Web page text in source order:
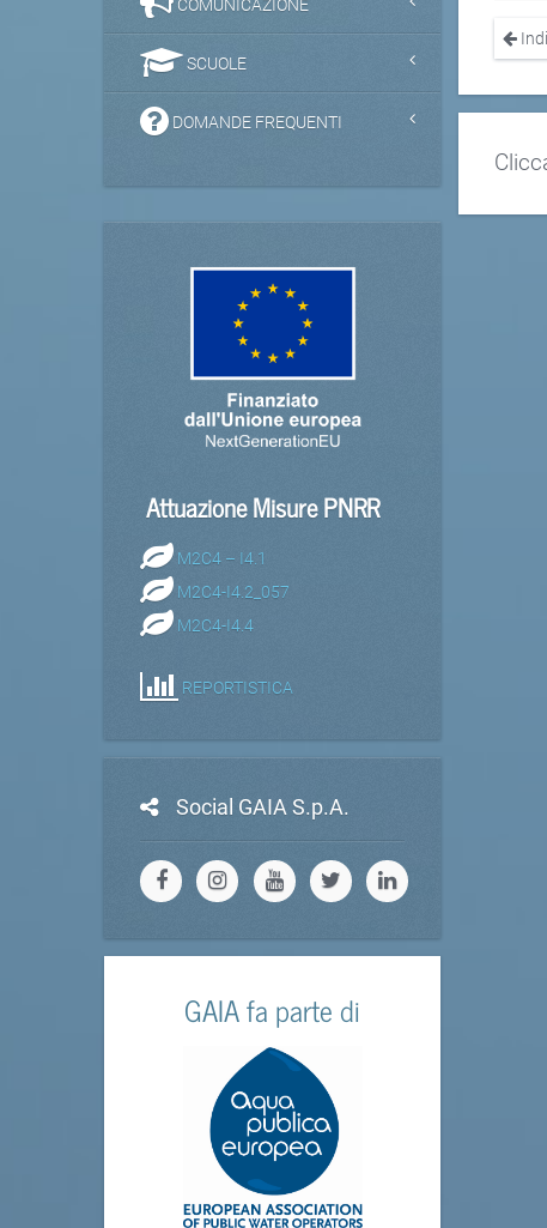
COMUNICAZIONE
SCUOLE
DOMANDE FREQUENTI
Attuazione Misure PNRR
M2C4 – I4.1
M2C4-I4.2_057
M2C4-I4.4
REPORTISTICA
Social GAIA S.p.A.
GAIA fa parte di